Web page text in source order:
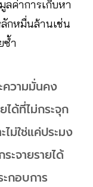
ค่าการเก็บหา
กหมื่นล้านเช่น
ซ้ำ
ความมั่นคง
ได้ที่ไม่กระจุก
ม่ใช่แค่ประมง
จายรายได้
กอบการ